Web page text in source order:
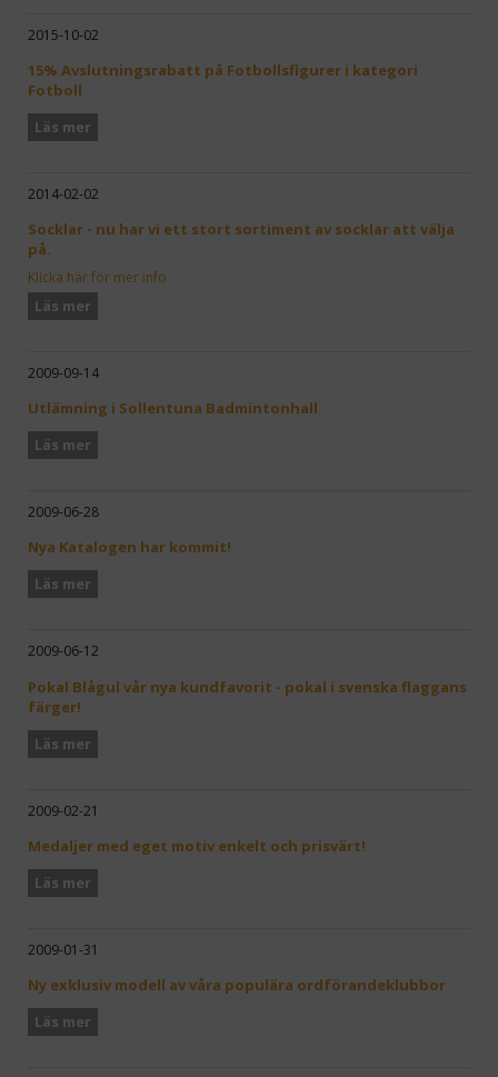
2015-10-02
15% Avslutningsrabatt på Fotbollsfigurer i kategori
Fotboll
Läs mer
2014-02-02
Socklar - nu har vi ett stort sortiment av socklar att välja
på.
Klicka här för mer info
Läs mer
2009-09-14
Utlämning i Sollentuna Badmintonhall
Läs mer
2009-06-28
Nya Katalogen har kommit!
Läs mer
2009-06-12
Pokal Blågul vår nya kundfavorit - pokal i svenska flaggans
färger!
Läs mer
2009-02-21
Medaljer med eget motiv enkelt och prisvärt!
Läs mer
2009-01-31
Ny exklusiv modell av våra populära ordförandeklubbor
Läs mer